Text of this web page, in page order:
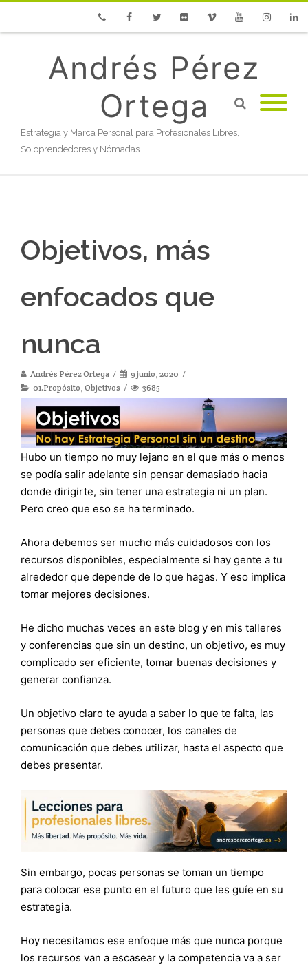
Andrés Pérez
Ortega
Estrategia y Marca Personal para Profesionales Libres,
Soloprendedores y Nómadas
Objetivos, más
enfocados que
nunca
Andrés Pérez Ortega
9 junio, 2020
01.Propósito, Objetivos 3685
Hubo un tiempo no muy lejano en el que más o menos
se podía salir adelante sin pensar demasiado hacia
donde dirigirte, sin tener una estrategia ni un plan.
Pero creo que eso se ha terminado.
Ahora debemos ser mucho más cuidadosos con los
recursos disponibles, especialmente si hay gente a tu
alrededor que depende de lo que hagas. Y eso implica
tomar mejores decisiones.
He dicho muchas veces en este blog y en mis talleres
y conferencias que sin un destino, un objetivo, es muy
complicado ser eficiente, tomar buenas decisiones y
generar confianza.
Un objetivo claro te ayuda a saber lo que te falta, las
personas que debes conocer, los canales de
comunicación que debes utilizar, hasta el aspecto que
debes presentar.
Sin embargo, pocas personas se toman un tiempo
para colocar ese punto en el futuro que les guíe en su
estrategia.
Hoy necesitamos ese enfoque más que nunca porque
los recursos van a escasear y la competencia va a ser